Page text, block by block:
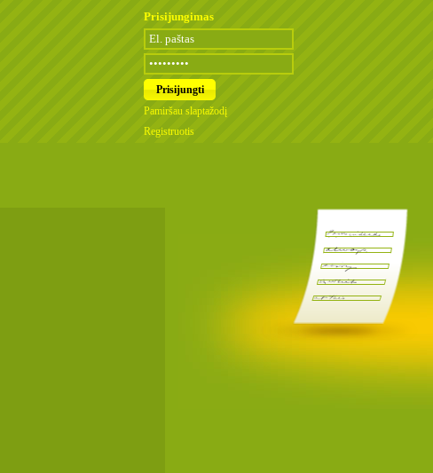
Prisijungimas
Pamiršau slaptažodį
Registruotis